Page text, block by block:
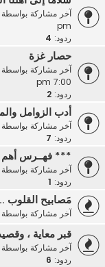
آخر مشاركة بواسطة
pm
ردود: 4
حصار غزة
آخر مشاركة بواسطة
7:00 pm
ردود: 2
أدب الزوامل
آخر مشاركة بواسطة
ردود: 7
*** فهــرس
آخر مشاركة بواسطة
ردود:
مَصابيح القلوب
آخر مشاركة بواسطة
قبر معاية ،
آخر مشاركة بواسطة
ردود: 6